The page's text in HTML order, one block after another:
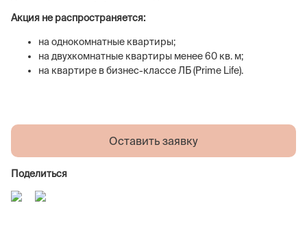
Акция не распространяется:
на однокомнатные квартиры;
на двухкомнатные квартиры менее 60 кв. м;
на квартире в бизнес-классе ЛБ (Prime Life).
Оставить заявку
Поделиться